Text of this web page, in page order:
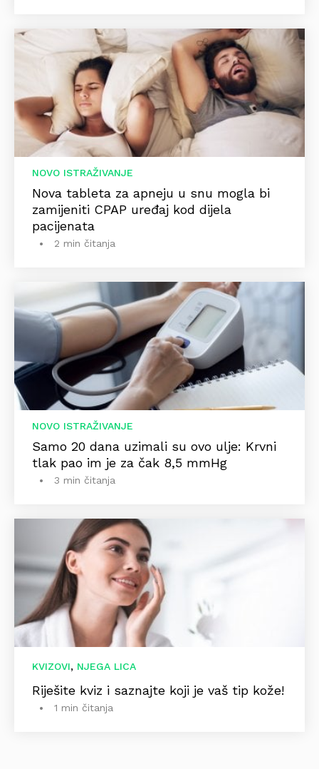
NOVO ISTRAŽIVANJE
Nova tableta za apneju u snu mogla bi
zamijeniti CPAP uređaj kod dijela
pacijenata
2 min čitanja
NOVO ISTRAŽIVANJE
Samo 20 dana uzimali su ovo ulje: Krvni
tlak pao im je za čak 8,5 mmHg
3 min čitanja
KVIZOVI, NJEGA LICA
Riješite kviz i saznajte koji je vaš tip kože!
1 min čitanja